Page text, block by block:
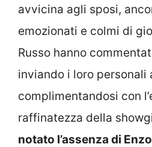
avvicina agli sposi,
emozionati e colmi di
Russo hanno
inviando i loro personali
complimentandosi con
raffinatezza della
notato l’assenza di